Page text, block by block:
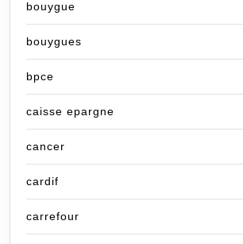
bouygue
bouygues
bpce
caisse epargne
cancer
cardif
carrefour